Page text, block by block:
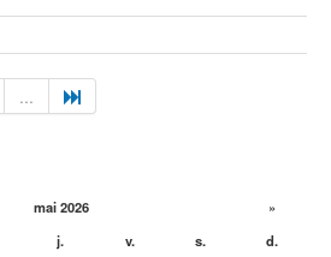
...
mai 2026
»
j. v. s.
d.